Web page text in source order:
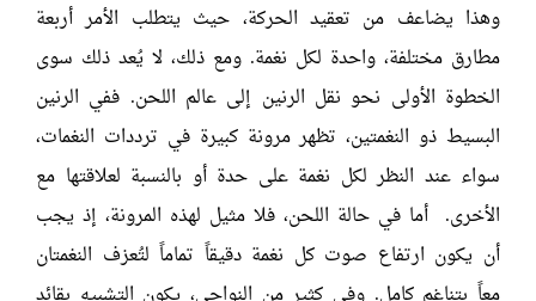
وهذا يضاعف من تعقيد الحركة، حيث يتطلب الأمر أربعة
مطارق مختلفة، واحدة لكل نغمة. ومع ذلك، لا يُعد ذلك سوى
الخطوة الأولى نحو نقل الرنين إلى عالم اللحن. ففي الرنين
البسيط ذو النغمتين، تظهر مرونة كبيرة في ترددات النغمات،
سواء عند النظر لكل نغمة على حدة أو بالنسبة لعلاقتها مع
الأخرى. أما في حالة اللحن، فلا مثيل لهذه المرونة، إذ يجب
أن يكون ارتفاع صوت كل نغمة دقيقاً تماماً لتُعزف النغمتان